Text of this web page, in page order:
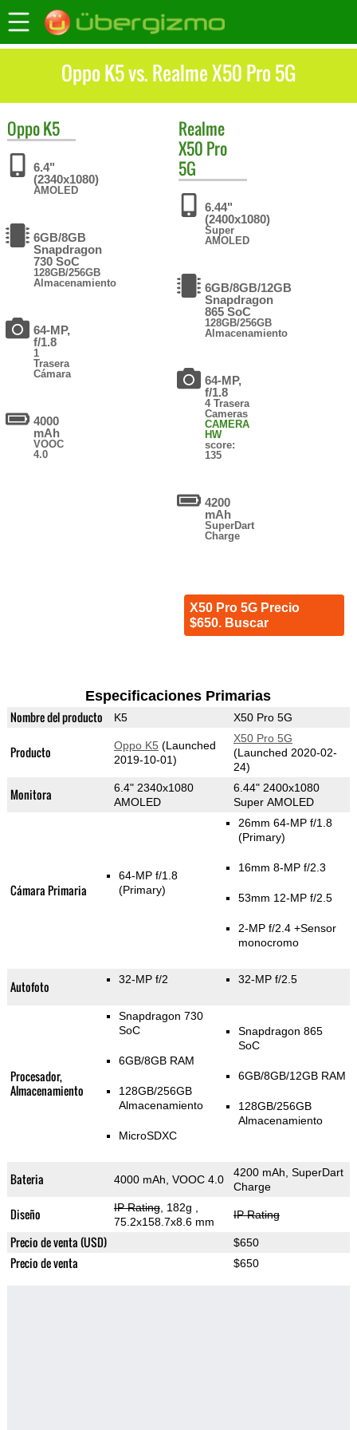
Oppo K5 vs. Realme X50 Pro 5G
OppoK5
6.4"
(2340x1080)
AMOLED
6GB/8GB
Snapdragon
730 SoC
128GB/256GB
Almacenamiento
64-MP,
f/1.8
1
Trasera
Cámara
4000
mAh
VOOC
4.0
Realme
X50 Pro
5G
6.44"
(2400x1080)
Super
AMOLED
6GB/8GB/12GB
Snapdragon
865 SoC
128GB/256GB
Almacenamiento
64-MP,
f/1.8
4 Trasera
Cameras
CAMERA
HW
score:
135
4200
mAh
SuperDart
Charge
X50 Pro 5G Precio
$650. Buscar
Especificaciones Primarias
Nombre del producto K5 X50 Pro 5G
Producto Oppo K5 (Launched
2019-10-01)
X50 Pro 5G
(Launched 2020-02-
24)
Monitora
6.4" 2340x1080
AMOLED
6.44" 2400x1080
Super AMOLED
Cámara Primaria
64-MP f/1.8
(Primary)
26mm 64-MP f/1.8
(Primary)
16mm 8-MP f/2.3
53mm 12-MP f/2.5
2-MP f/2.4 +Sensor
monocromo
Autofoto 32-MP f/2 32-MP f/2.5
Procesador,
Almacenamiento
Snapdragon 730
SoC
6GB/8GB RAM
128GB/256GB
Almacenamiento
MicroSDXC
Snapdragon 865
SoC
6GB/8GB/12GB RAM
128GB/256GB
Almacenamiento
Bateria 4000 mAh, VOOC 4.0
4200 mAh, SuperDart
Charge
Diseño IP Rating, 182g
75.2x158.7x8.6 mm
IP Rating
Precio de venta (USD) $650
Precio de venta $650